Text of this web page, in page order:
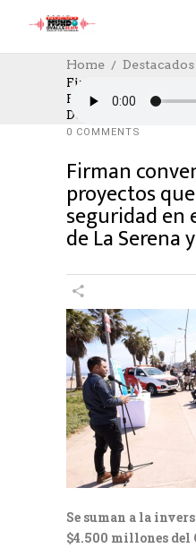
Home
Destacados
Firman Convenios
Reforzarán
De La Serena Y
DESTACADOS SOCIAL,
AUTHOR: HECTOR
0 COMMENTS
Firman
proyectos
seguridad en
de La Serena
Se suman a la
$4.500 millones del